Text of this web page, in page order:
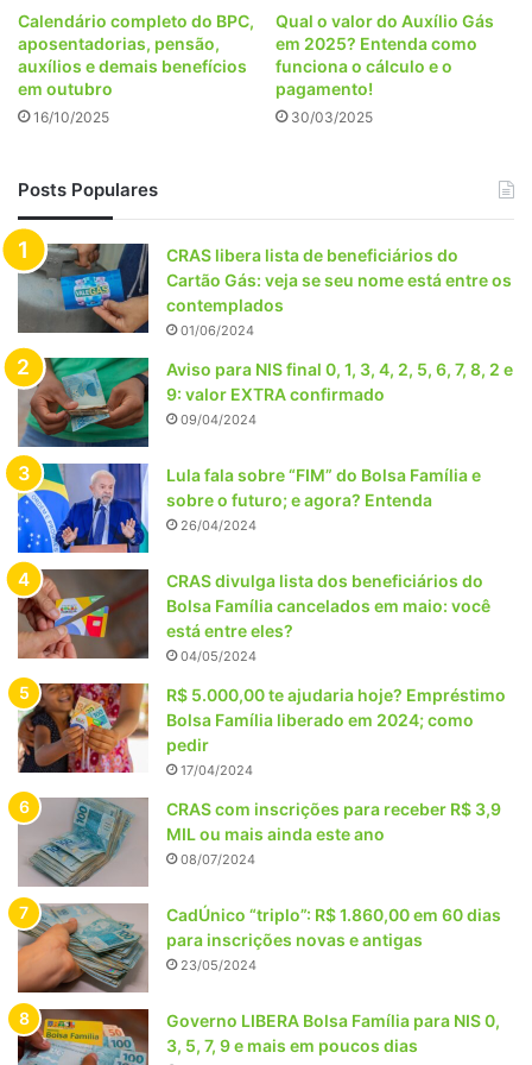
Calendário completo do BPC,
aposentadorias, pensão,
auxílios e demais benefícios
em outubro
16/10/2025
Qual o valor do Auxílio Gás
em 2025? Entenda como
funciona o cálculo e o
pagamento!
30/03/2025
Posts Populares
CRAS libera lista de beneficiários do
Cartão Gás: veja se seu nome está entre os
contemplados
01/06/2024
Aviso para NIS final 0, 1, 3, 4, 2, 5, 6, 7, 8, 2 e
9: valor EXTRA confirmado
09/04/2024
Lula fala sobre “FIM” do Bolsa Família e
sobre o futuro; e agora? Entenda
26/04/2024
CRAS divulga lista dos beneficiários do
Bolsa Família cancelados em maio: você
está entre eles?
04/05/2024
R$ 5.000,00 te ajudaria hoje? Empréstimo
Bolsa Família liberado em 2024; como
pedir
17/04/2024
CRAS com inscrições para receber R$ 3,9
MIL ou mais ainda este ano
08/07/2024
CadÚnico “triplo”: R$ 1.860,00 em 60 dias
para inscrições novas e antigas
23/05/2024
Governo LIBERA Bolsa Família para NIS 0,
3, 5, 7, 9 e mais em poucos dias